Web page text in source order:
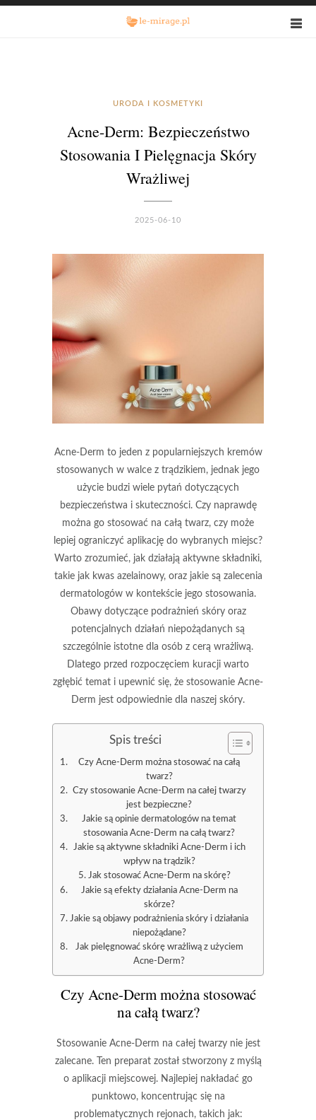
URODA I KOSMETYKI
Acne-Derm: Bezpieczeństwo
Stosowania I Pielęgnacja Skóry
Wrażliwej
2025-06-10
Acne-Derm to jeden z popularniejszych kremów
stosowanych w walce z trądzikiem, jednak jego
użycie budzi wiele pytań dotyczących
bezpieczeństwa i skuteczności. Czy naprawdę
można go stosować na całą twarz, czy może
lepiej ograniczyć aplikację do wybranych miejsc?
Warto zrozumieć, jak działają aktywne składniki,
takie jak kwas azelainowy, oraz jakie są zalecenia
dermatologów w kontekście jego stosowania.
Obawy dotyczące podrażnień skóry oraz
potencjalnych działań niepożądanych są
szczególnie istotne dla osób z cerą wrażliwą.
Dlatego przed rozpoczęciem kuracji warto
zgłębić temat i upewnić się, że stosowanie Acne-
Derm jest odpowiednie dla naszej skóry.
Spis treści
Czy Acne-Derm można stosować na całą
twarz?
Czy stosowanie Acne-Derm na całej twarzy
jest bezpieczne?
Jakie są opinie dermatologów na temat
stosowania Acne-Derm na całą twarz?
Jakie są aktywne składniki Acne-Derm i ich
wpływ na trądzik?
Jak stosować Acne-Derm na skórę?
Jakie są efekty działania Acne-Derm na
skórze?
Jakie są objawy podrażnienia skóry i działania
niepożądane?
Jak pielęgnować skórę wrażliwą z użyciem
Acne-Derm?
Czy Acne-Derm można stosować
na całą twarz?
Stosowanie Acne-Derm na całej twarzy nie jest
zalecane. Ten preparat został stworzony z myślą
o aplikacji miejscowej. Najlepiej nakładać go
punktowo, koncentrując się na
problematycznych rejonach, takich jak: